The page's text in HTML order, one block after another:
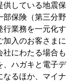
供している地震保
部保険（第三分野
行業務を一元化す
加入のお客さまに
社にわたる場合も
、ハガキと電子デ
なるほか、マイナ